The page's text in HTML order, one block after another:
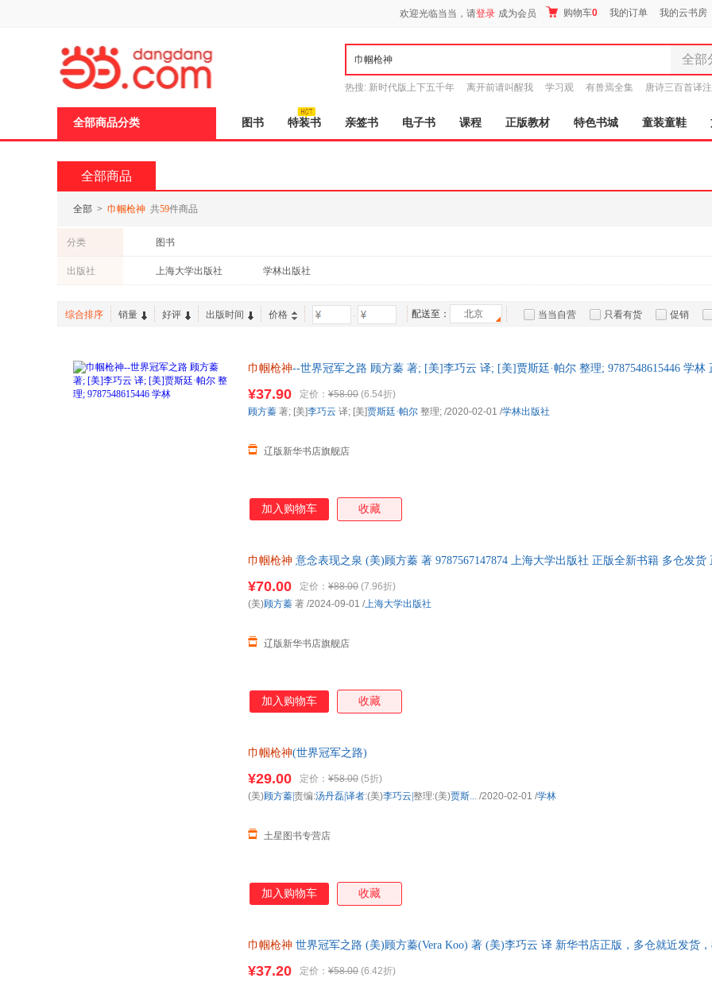
欢迎光临当当，请登录 成为会员 购物车0 我的订单 我的云书房
全部
全部分
图书
电子书
家具
箱包
热搜: 新时代版上下五千年 离开前请叫醒我 学习观 有兽焉全集 唐诗三百首译注
全部商品分类 图书 特装书 亲签书 电子书 课程 正版教材 特色书城 童装童鞋
全部商品
全部 > 巾帼枪神 共59件商品
分类 图书
出版社 上海大学出版社 学林出版社
综合排序 销量 好评 出版时间 价格 - 配送至： 北京 当当自营 只看有货 促销
巾帼枪神--世界冠军之路 顾方蓁 著; [美]李巧云 译; [美]贾斯廷·帕尔 整理; 9787548615446 学林
¥37.90 定价： ¥58.00 (6.54折)
辽版新华书店旗舰店
顾方蓁 著; [美]李巧云 译; [美]贾斯廷·帕尔 整理; /2020-02-01 /学林出版社
加入购物车 收藏
巾帼枪神 意念表现之泉 (美)顾方蓁 著 9787567147874 上海大学出版社 正版全新书籍 多仓发货
¥70.00 定价： ¥88.00 (7.96折)
辽版新华书店旗舰店
(美)顾方蓁 著 /2024-09-01 /上海大学出版社
加入购物车 收藏
巾帼枪神(世界冠军之路)
¥29.00 定价： ¥58.00 (5折)
土星图书专营店
(美)顾方蓁|责编:汤丹磊|译者:(美)李巧云|整理:(美)贾斯... /2020-02-01 /学林
加入购物车 收藏
巾帼枪神 世界冠军之路 (美)顾方蓁(Vera Koo) 著 (美)李巧云 译 新华书店正版，多仓就近发货
¥37.20 定价： ¥58.00 (6.42折)
页